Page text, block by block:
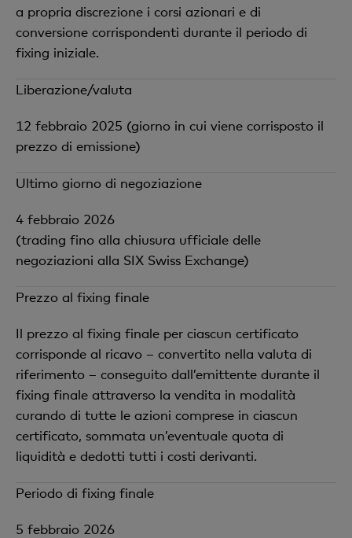
a propria discrezione i corsi azionari e di
conversione corrispondenti durante il periodo di
fixing iniziale.
Liberazione/valuta
12 febbraio 2025 (giorno in cui viene corrisposto il
prezzo di emissione)
Ultimo giorno di negoziazione
4 febbraio 2026
(trading fino alla chiusura ufficiale delle
negoziazioni alla SIX Swiss Exchange)
Prezzo al fixing finale
Il prezzo al fixing finale per ciascun certificato
corrisponde al ricavo – convertito nella valuta di
riferimento – conseguito dall’emittente durante il
fixing finale attraverso la vendita in modalità
curando di tutte le azioni comprese in ciascun
certificato, sommata un’eventuale quota di
liquidità e dedotti tutti i costi derivanti.
Periodo di fixing finale
5 febbraio 2026